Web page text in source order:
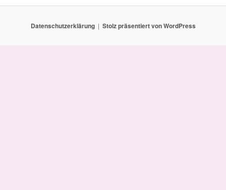
Datenschutzerklärung Stolz präsentiert von WordPress